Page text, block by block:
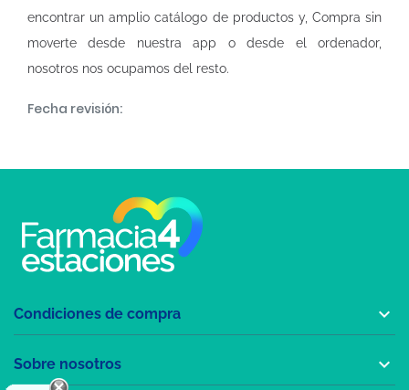
encontrar un amplio catálogo de productos y, Compra sin
moverte desde nuestra app o desde el ordenador,
nosotros nos ocupamos del resto.
Fecha revisión:
Condiciones de compra 
Sobre nosotros 